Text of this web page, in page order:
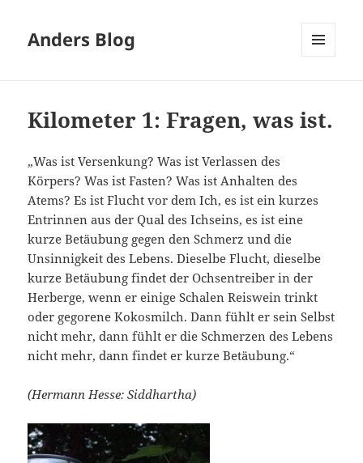
Anders Blog
Kilometer 1: Fragen, was ist.
„Was ist Versenkung? Was ist Verlassen des
Körpers? Was ist Fasten? Was ist Anhalten des
Atems? Es ist Flucht vor dem Ich, es ist ein kurzes
Entrinnen aus der Qual des Ichseins, es ist eine
kurze Betäubung gegen den Schmerz und die
Unsinnigkeit des Lebens. Dieselbe Flucht, dieselbe
kurze Betäubung findet der Ochsentreiber in der
Herberge, wenn er einige Schalen Reiswein trinkt
oder gegorene Kokosmilch. Dann fühlt er sein Selbst
nicht mehr, dann fühlt er die Schmerzen des Lebens
nicht mehr, dann findet er kurze Betäubung.“
(Hermann Hesse: Siddhartha)